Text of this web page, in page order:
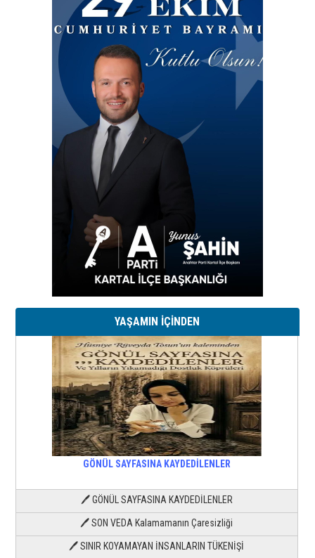
YAŞAMIN İÇİNDEN
GÖNÜL SAYFASINA KAYDEDİLENLER
🖊 GÖNÜL SAYFASINA KAYDEDİLENLER
🖊 SON VEDA Kalamamanın Çaresizliği
🖊 SINIR KOYAMAYAN İNSANLARIN TÜKENİŞİ